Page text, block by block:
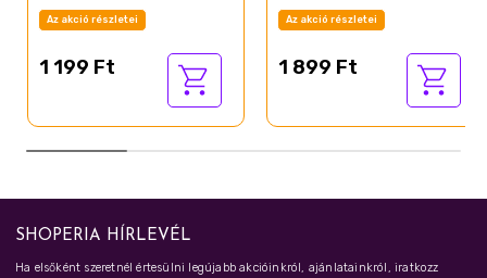
Az akció részletei
1 199 Ft
Az akció részletei
1 899 Ft
SHOPERIA HÍRLEVÉL
Ha elsőként szeretnél értesülni legújabb akcióinkról, ajánlatainkról, iratkozz